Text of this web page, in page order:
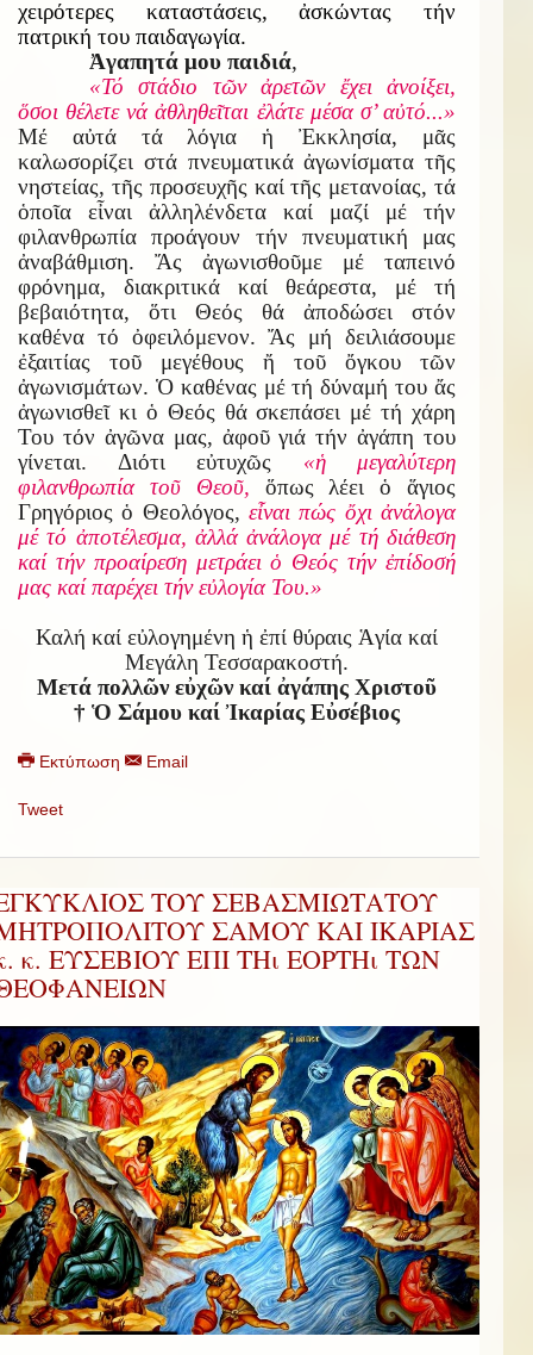
χειρότερες καταστάσεις, ἀσκώντας τήν
πατρική του παιδαγωγία.
Ἀγαπητά μου παιδιά,
«Τό στάδιο τῶν ἀρετῶν ἔχει ἀνοίξει,
ὅσοι θέλετε νά ἀθληθεῖται ἐλάτε μέσα σ’ αὐτό...»
Μέ αὐτά τά λόγια ἡ Ἐκκλησία, μᾶς
καλωσορίζει στά πνευματικά ἀγωνίσματα τῆς
νηστείας, τῆς προσευχῆς καί τῆς μετανοίας, τά
ὁποῖα εἶναι ἀλληλένδετα καί μαζί μέ τήν
φιλανθρωπία προάγουν τήν πνευματική μας
ἀναβάθμιση. Ἄς ἀγωνισθοῦμε μέ ταπεινό
φρόνημα, διακριτικά καί θεάρεστα, μέ τή
βεβαιότητα, ὅτι Θεός θά ἀποδώσει στόν
καθένα τό ὀφειλόμενον. Ἄς μή δειλιάσουμε
ἐξαιτίας τοῦ μεγέθους ἤ τοῦ ὄγκου τῶν
ἀγωνισμάτων. Ὁ καθένας μέ τή δύναμή του ἄς
ἀγωνισθεῖ κι ὁ Θεός θά σκεπάσει μέ τή χάρη
Του τόν ἀγῶνα μας, ἀφοῦ γιά τήν ἀγάπη του
γίνεται. Διότι εὐτυχῶς «ἡ μεγαλύτερη
φιλανθρωπία τοῦ Θεοῦ, ὅπως λέει ὁ ἅγιος
Γρηγόριος ὁ Θεολόγος, εἶναι πώς ὄχι ἀνάλογα
μέ τό ἀποτέλεσμα, ἀλλά ἀνάλογα μέ τή διάθεση
καί τήν προαίρεση μετράει ὁ Θεός τήν ἐπίδοσή
μας καί παρέχει τήν εὐλογία Του.»
Καλή καί εὐλογημένη ἡ ἐπί θύραις Ἁγία καί
Μεγάλη Τεσσαρακοστή.
Μετά πολλῶν εὐχῶν καί ἀγάπης Χριστοῦ
† Ὁ Σάμου καί Ἰκαρίας Εὐσέβιος
Εκτύπωση Email
Tweet
ΤΟΥ ΣΕΒΑΣΜΙΩΤΑΤΟΥ
ΣΑΜΟΥ ΚΑΙ ΙΚΑΡΙΑΣ
κ. ΕΥΣΕΒΙΟΥ ΕΠΙ ΤΗι ΕΟΡΤΗι ΤΩΝ